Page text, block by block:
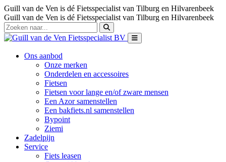
Guill van de Ven is dé Fietsspecialist van Tilburg en Hilvarenbeek
Guill van de Ven is dé Fietsspecialist van Tilburg en Hilvarenbeek
Ons aanbod
Onze merken
Onderdelen en accessoires
Fietsen
Fietsen voor lange en/of zware mensen
Een Azor samenstellen
Een bakfiets.nl samenstellen
Bypoint
Ziemi
Zadelpijn
Service
Fiets leasen